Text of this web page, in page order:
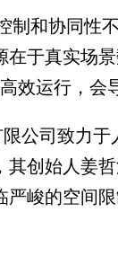
和协同性
于真实场
效运行，会
司致力于
创始人姜
严峻的空间